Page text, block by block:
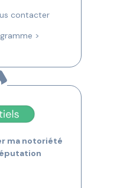
contacter
>
ma notoriété